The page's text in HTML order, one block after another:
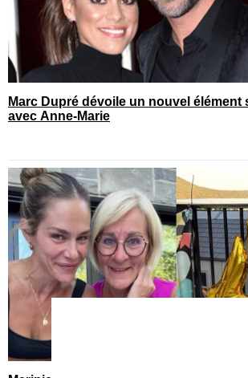
Marc Dupré dévoile un nouvel élément
avec Anne-Marie